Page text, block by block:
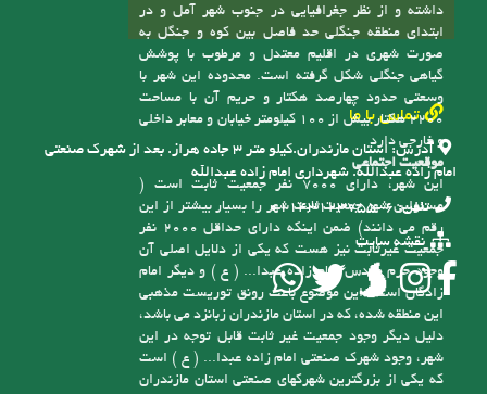
داشته و از نظر جغرافیایی در جنوب شهر آمل و در
ابتدای منطقه جنگلی حد فاصل بین کوه و جنگل به
صورت شهری در اقلیم معتدل و مرطوب با پوشش
گیاهی جنگلی شکل گرفته است. محدوده این شهر با
وسعتی حدود چهارصد هکتار و حریم آن با مساحت
2200 هکتار بیش از 100 کیلومتر خیابان و معابر داخلی
و خارجی دارد
موقعیت اجتماعی
این شهر، دارای 7000 نفر جمعیت ثابت است (
مسئولین شهر جمعیت ثابت شهر را بسیار بیشتر از این
رقم می دانند) ضمن اینکه دارای حداقل 2000 نفر
جمعیت غیرثابت نیز هست که یکی از دلایل اصلی آن
وجود حرم مقدس امام زاده عبدا... ( ع ) و دیگر امام
زادگان است، این موضوع باعث رونق توریست مذهبی
این منطقه شده، که در استان مازندران زبانزد می باشد،
دلیل دیگر وجود جمعیت غیر ثابت قابل توجه در این
شهر، وجود شهرک صنعتی امام زاده عبدا... ( ع ) است
که یکی از بزرگترین شهرکهای صنعتی استان مازندران
تماس با ما
آدرس:
استان مازندران.کیلو متر ۳ جاده هراز. بعد از شهرک صنعتی
امام زاده عبدالله. شهرداری امام زاده عبدالله
تلفن: 6-01143123755
نقشه سایت